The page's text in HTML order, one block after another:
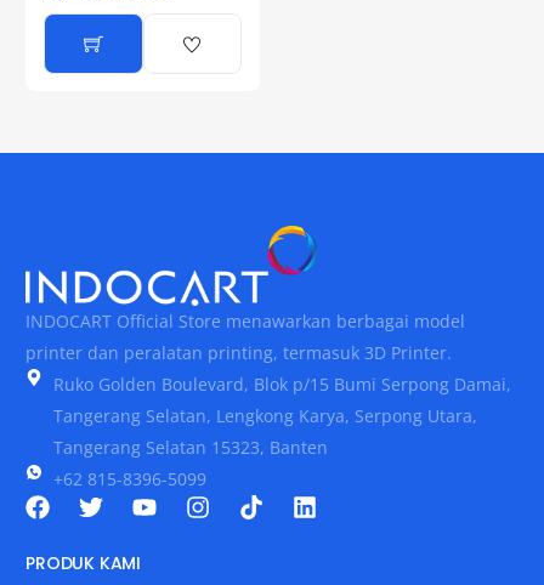
INDOCART Official Store menawarkan berbagai model
printer dan peralatan printing, termasuk 3D Printer.
Ruko Golden Boulevard, Blok p/15 Bumi Serpong Damai,
Tangerang Selatan, Lengkong Karya, Serpong Utara,
Tangerang Selatan 15323, Banten
+62 815-8396-5099
PRODUK KAMI